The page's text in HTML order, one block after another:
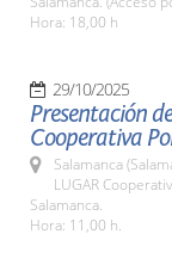
Hora: 18,00 h
29/10/2025
Presentación
Cooperativa
Salamanca
LUGAR
Salamanca.
Hora: 11,00 h.